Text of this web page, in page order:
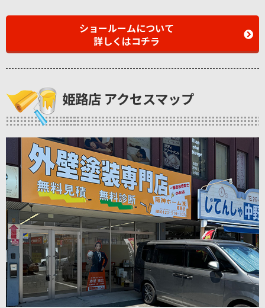
ショールームについて
詳しくはコチラ
姫路店 アクセスマップ